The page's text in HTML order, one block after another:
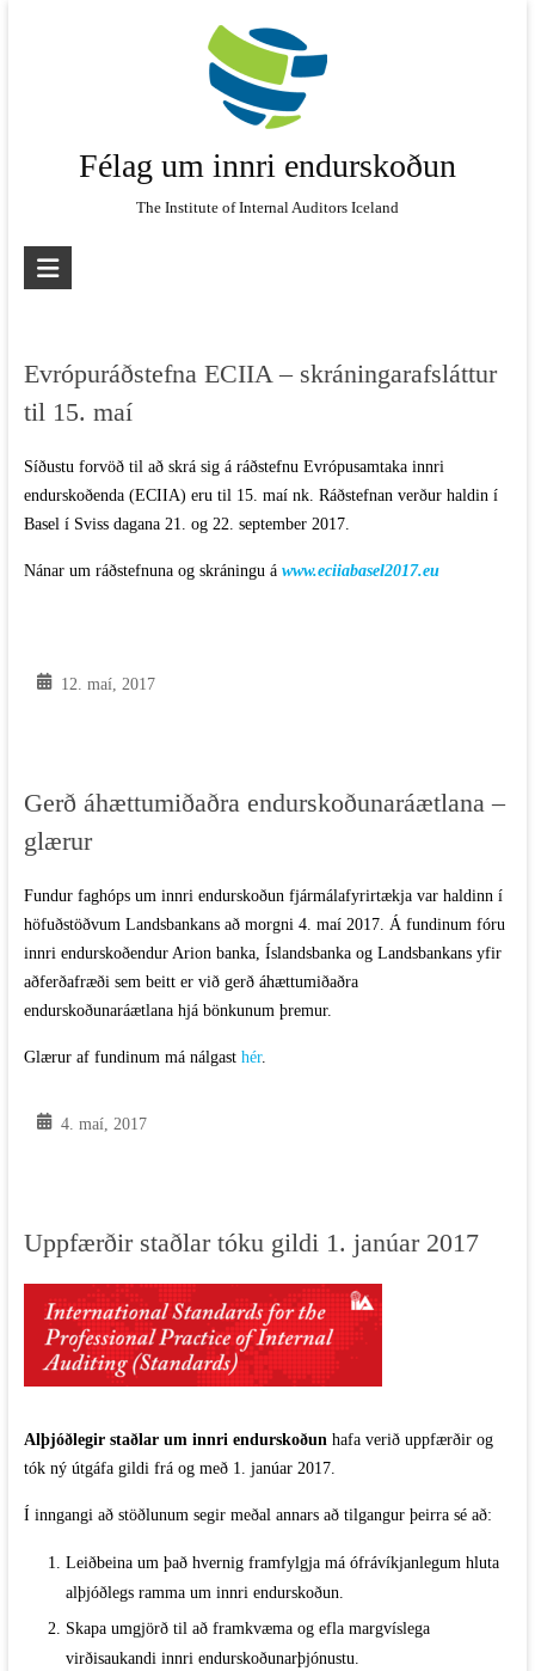
Félag um innri endurskoðun
The Institute of Internal Auditors Iceland
Evrópuráðstefna ECIIA – skráningarafsláttur
til 15. maí
Síðustu forvöð til að skrá sig á ráðstefnu Evrópusamtaka innri
endurskoðenda (ECIIA) eru til 15. maí nk. Ráðstefnan verður haldin í
Basel í Sviss dagana 21. og 22. september 2017.
Nánar um ráðstefnuna og skráningu á www.eciiabasel2017.eu
12. maí, 2017
Gerð áhættumiðaðra endurskoðunaráætlana –
glærur
Fundur faghóps um innri endurskoðun fjármálafyrirtækja var haldinn í
höfuðstöðvum Landsbankans að morgni 4. maí 2017. Á fundinum fóru
innri endurskoðendur Arion banka, Íslandsbanka og Landsbankans yfir
aðferðafræði sem beitt er við gerð áhættumiðaðra
endurskoðunaráætlana hjá bönkunum þremur.
Glærur af fundinum má nálgast hér.
4. maí, 2017
Uppfærðir staðlar tóku gildi 1. janúar 2017
Alþjóðlegir staðlar um innri endurskoðunhafa verið uppfærðir og
tók ný útgáfa gildi frá og með 1. janúar 2017.
Í inngangi að stöðlunum segir meðal annars að tilgangur þeirra sé að:
Leiðbeina um það hvernig framfylgja má ófrávíkjanlegum hluta
alþjóðlegs ramma um innri endurskoðun.
Skapa umgjörð til að framkvæma og efla margvíslega
virðisaukandi innri endurskoðunarþjónustu.